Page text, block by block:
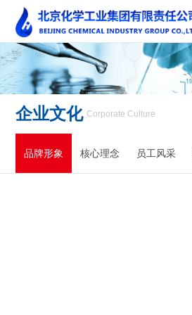
企业文化 Corporate Culture
品牌形象 核心理念 员工风采